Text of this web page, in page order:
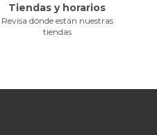
Tiendas y horarios
Revisa dónde están nuestras
tiendas